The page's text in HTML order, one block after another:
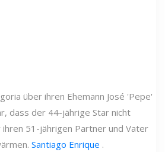
über ihren Ehemann José 'Pepe'
dass der 44-jährige Star nicht
ihren 51-jährigen Partner und Vater
Santiago Enrique .